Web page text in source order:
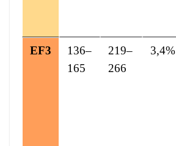
EF3
136–
165
219–
266
3,4%